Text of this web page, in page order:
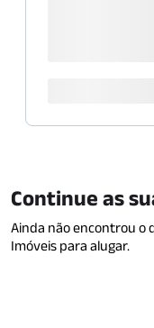
Continue as
Ainda não encontrou o
Imóveis para alugar.